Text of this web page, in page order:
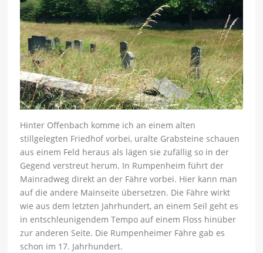
Hinter Offenbach komme ich an einem alten
stillgelegten Friedhof vorbei, uralte Grabsteine schauen
aus einem Feld heraus als lägen sie zufällig so in der
Gegend verstreut herum. In Rumpenheim führt der
Mainradweg direkt an der Fähre vorbei. Hier kann man
auf die andere Mainseite übersetzen. Die Fähre wirkt
wie aus dem letzten Jahrhundert, an einem Seil geht es
in entschleunigendem Tempo auf einem Floss hinüber
zur anderen Seite. Die Rumpenheimer Fähre gab es
schon im 17. Jahrhundert.